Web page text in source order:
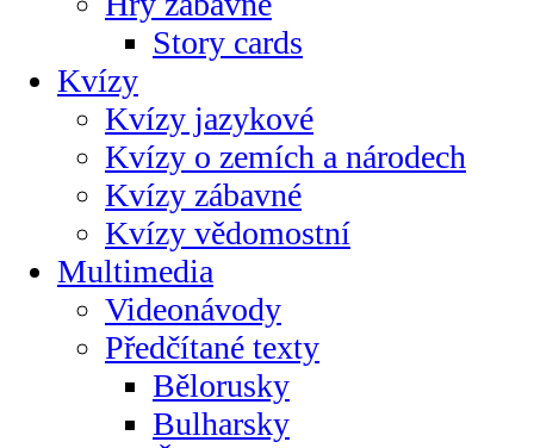
Story cards
Kvízy
Kvízy jazykové
Kvízy o zemích a národech
Kvízy zábavné
Kvízy vědomostní
Multimedia
Videonávody
Předčítané texty
Bělorusky
Bulharsky